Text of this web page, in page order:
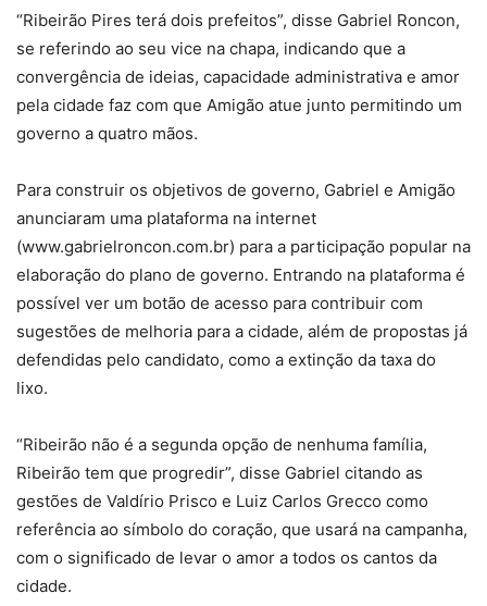
“Ribeirão Pires terá dois prefeitos”, disse Gabriel Roncon,
se referindo ao seu vice na chapa, indicando que a
convergência de ideias, capacidade administrativa e amor
pela cidade faz com que Amigão atue junto permitindo um
governo a quatro mãos.
Para construir os objetivos de governo, Gabriel e Amigão
anunciaram uma plataforma na internet
(www.gabrielroncon.com.br) para a participação popular na
elaboração do plano de governo. Entrando na plataforma é
possível ver um botão de acesso para contribuir com
sugestões de melhoria para a cidade, além de propostas já
defendidas pelo candidato, como a extinção da taxa do
lixo.
“Ribeirão não é a segunda opção de nenhuma família,
Ribeirão tem que progredir”, disse Gabriel citando as
gestões de Valdírio Prisco e Luiz Carlos Grecco como
referência ao símbolo do coração, que usará na campanha,
com o significado de levar o amor a todos os cantos da
cidade.